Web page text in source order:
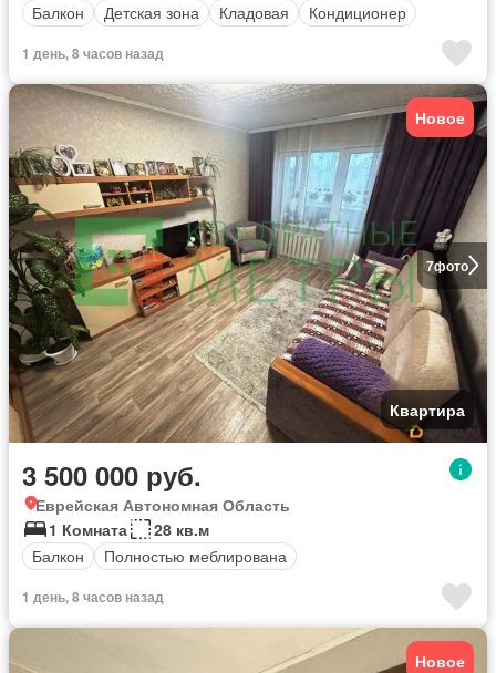
Балкон
Детская зона Кладовая Кондиционер
1 день, 8 часов назад
7фото
Новое
Квартира
3 500 000 руб.
Еврейская Автономная Область
1 Комната
28 кв.м
Балкон
Полностью меблирована
1 день, 8 часов назад
Новое